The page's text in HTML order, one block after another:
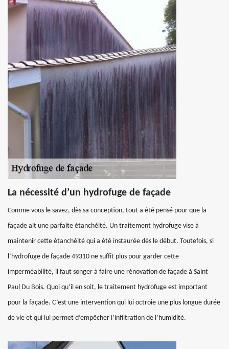
La nécessité d’un hydrofuge de façade
Comme vous le savez, dès sa conception, tout a été pensé pour que la
façade ait une parfaite étanchéité. Un traitement hydrofuge vise à
maintenir cette étanchéité qui a été instaurée dès le début. Toutefois, si
l’hydrofuge de façade 49310 ne suffit plus pour garder cette
imperméabilité, il faut songer à faire une rénovation de façade à Saint
Paul Du Bois. Quoi qu’il en soit, le traitement hydrofuge est important
pour la façade. C’est une intervention qui lui octroie une plus longue durée
de vie et qui lui permet d’empêcher l’infiltration de l’humidité.